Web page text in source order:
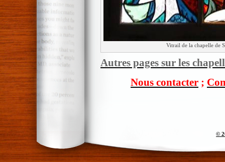
Vitrail de la chapelle de
Autres pages sur les
Nous contacter ;
©